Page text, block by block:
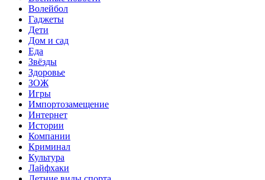
Волейбол
Гаджеты
Дети
Дом и сад
Еда
Звёзды
Здоровье
ЗОЖ
Игры
Импортозамещение
Интернет
Истории
Компании
Криминал
Культура
Лайфхаки